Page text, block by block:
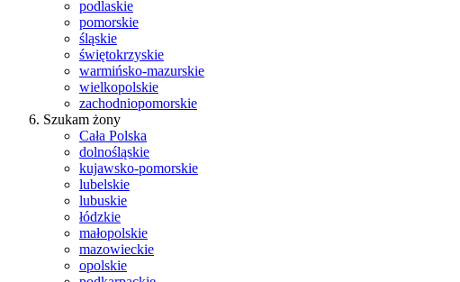
podlaskie
pomorskie
śląskie
świętokrzyskie
warmińsko-mazurskie
wielkopolskie
zachodniopomorskie
Szukam żony
Cała Polska
dolnośląskie
kujawsko-pomorskie
lubelskie
lubuskie
łódzkie
małopolskie
mazowieckie
opolskie